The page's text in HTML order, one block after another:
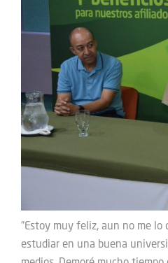
“Estoy muy feliz, aun no me lo
estudiar en una buena